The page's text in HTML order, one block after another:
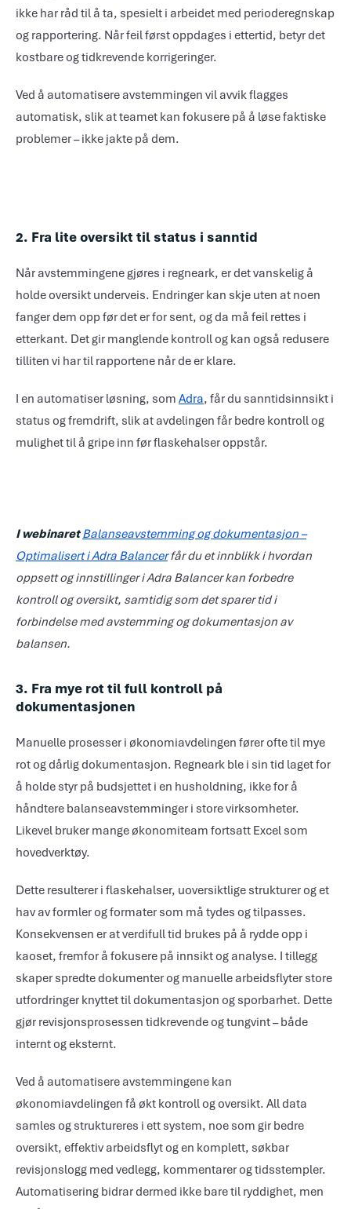
ikke har råd til å ta, spesielt i arbeidet med perioderegnskap
og rapportering. Når feil først oppdages i ettertid, betyr det
kostbare og tidkrevende korrigeringer.
Ved å automatisere avstemmingen vil avvik flagges
automatisk, slik at teamet kan fokusere på å løse faktiske
problemer – ikke jakte på dem.
2. Fra lite oversikt til status i sanntid
Når avstemmingene gjøres i regneark, er det vanskelig å
holde oversikt underveis. Endringer kan skje uten at noen
fanger dem opp før det er for sent, og da må feil rettes i
etterkant. Det gir manglende kontroll og kan også redusere
tilliten vi har til rapportene når de er klare.
I en automatiser løsning, som Adra, får du sanntidsinnsikt i
status og fremdrift, slik at avdelingen får bedre kontroll og
mulighet til å gripe inn før flaskehalser oppstår.
I webinaretBalanseavstemming og dokumentasjon –
Optimalisert i Adra Balancerfår du et innblikk i hvordan
oppsett og innstillinger i Adra Balancer kan forbedre
kontroll og oversikt, samtidig som det sparer tid i
forbindelse med avstemming og dokumentasjon av
balansen.
3. Fra mye rot til full kontroll på
dokumentasjonen
Manuelle prosesser i økonomiavdelingen fører ofte til mye
rot og dårlig dokumentasjon. Regneark ble i sin tid laget for
å holde styr på budsjettet i en husholdning, ikke for å
håndtere balanseavstemminger i store virksomheter.
Likevel bruker mange økonomiteam fortsatt Excel som
hovedverktøy.
Dette resulterer i flaskehalser, uoversiktlige strukturer og et
hav av formler og formater som må tydes og tilpasses.
Konsekvensen er at verdifull tid brukes på å rydde opp i
kaoset, fremfor å fokusere på innsikt og analyse. I tillegg
skaper spredte dokumenter og manuelle arbeidsflyter store
utfordringer knyttet til dokumentasjon og sporbarhet. Dette
gjør revisjonsprosessen tidkrevende og tungvint – både
internt og eksternt.
Ved å automatisere avstemmingene kan
økonomiavdelingen få økt kontroll og oversikt. All data
samles og struktureres i ett system, noe som gir bedre
oversikt, effektiv arbeidsflyt og en komplett, søkbar
revisjonslogg med vedlegg, kommentarer og tidsstempler.
Automatisering bidrar dermed ikke bare til ryddighet, men